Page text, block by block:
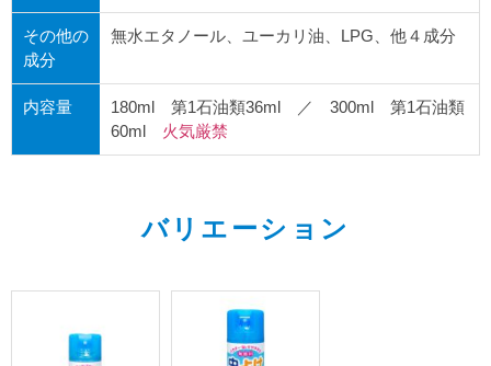
その他の
成分
無水エタノール、ユーカリ油、LPG、他４成分
内容量
180ml 第1石油類36ml ／ 300ml 第1石油類
60ml 火気厳禁
バリエーション